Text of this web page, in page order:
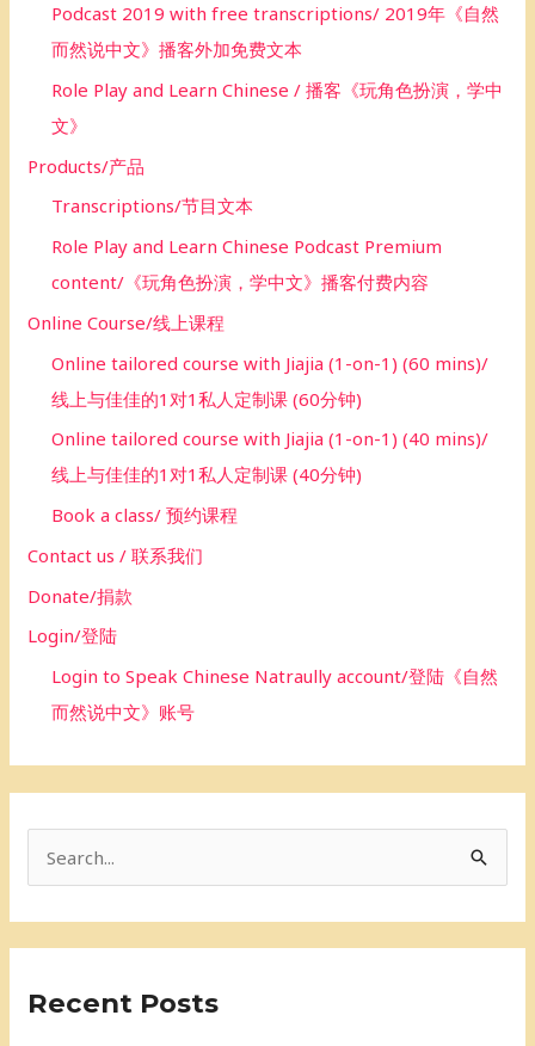
Podcast 2019 with free transcriptions/ 2019年《自然
而然说中文》播客外加免费文本
Role Play and Learn Chinese / 播客《玩角色扮演，学中
文》
Products/产品
Transcriptions/节目文本
Role Play and Learn Chinese Podcast Premium
content/《玩角色扮演，学中文》播客付费内容
Online Course/线上课程
Online tailored course with Jiajia (1-on-1) (60 mins)/
线上与佳佳的1对1私人定制课 (60分钟)
Online tailored course with Jiajia (1-on-1) (40 mins)/
线上与佳佳的1对1私人定制课 (40分钟)
Book a class/ 预约课程
Contact us / 联系我们
Donate/捐款
Login/登陆
Login to Speak Chinese Natraully account/登陆《自然
而然说中文》账号
c
Recent Posts